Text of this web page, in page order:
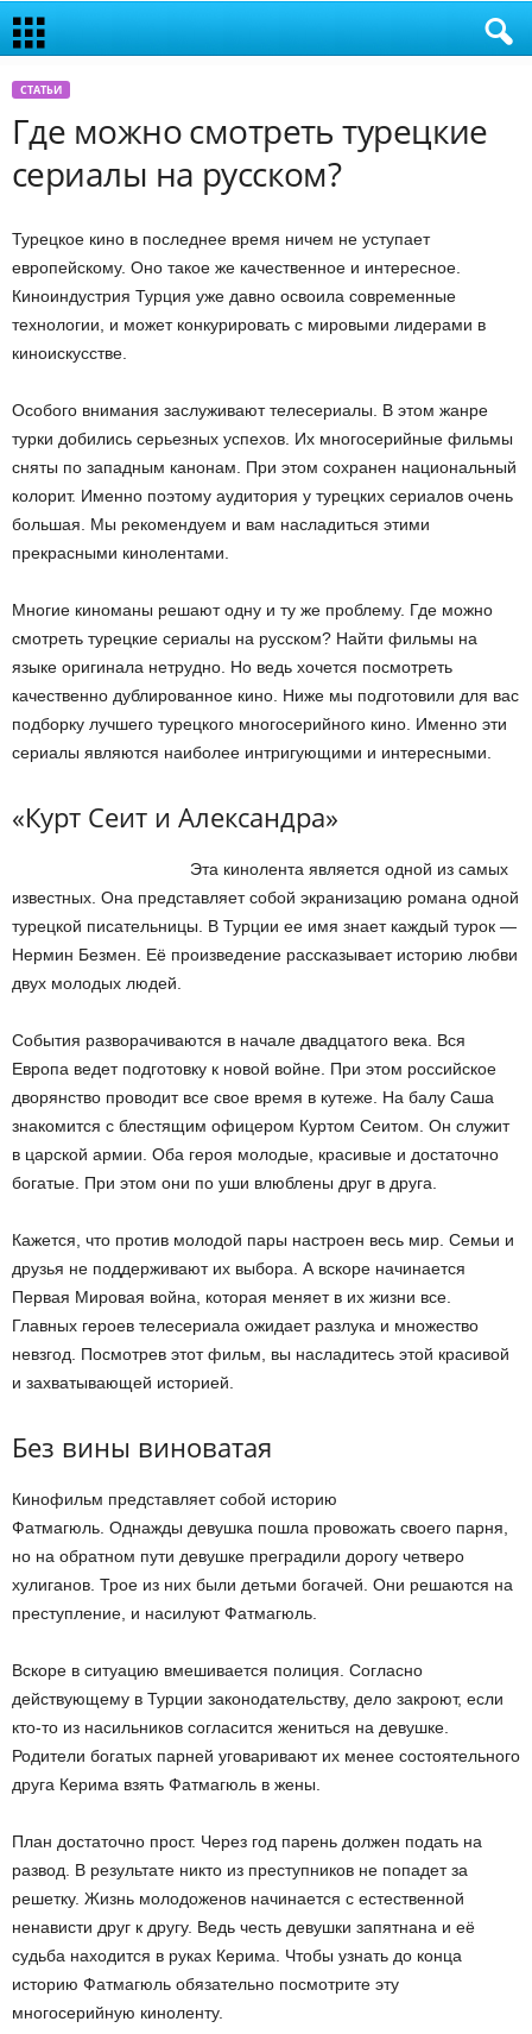
СТАТЬИ
Где можно смотреть турецкие
сериалы на русском?
Турецкое кино в последнее время ничем не уступает
европейскому. Оно такое же качественное и интересное.
Киноиндустрия Турция уже давно освоила современные
технологии, и может конкурировать с мировыми лидерами в
киноискусстве.
Особого внимания заслуживают телесериалы. В этом жанре
турки добились серьезных успехов. Их многосерийные фильмы
сняты по западным канонам. При этом сохранен национальный
колорит. Именно поэтому аудитория у турецких сериалов очень
большая. Мы рекомендуем и вам насладиться этими
прекрасными кинолентами.
Многие киноманы решают одну и ту же проблему. Где можно
смотреть турецкие сериалы на русском? Найти фильмы на
языке оригинала нетрудно. Но ведь хочется посмотреть
качественно дублированное кино. Ниже мы подготовили для вас
подборку лучшего турецкого многосерийного кино. Именно эти
сериалы являются наиболее интригующими и интересными.
«Курт Сеит и Александра»
Эта кинолента является одной из самых
известных. Она представляет собой экранизацию романа одной
турецкой писательницы. В Турции ее имя знает каждый турок —
Нермин Безмен. Её произведение рассказывает историю любви
двух молодых людей.
События разворачиваются в начале двадцатого века. Вся
Европа ведет подготовку к новой войне. При этом российское
дворянство проводит все свое время в кутеже. На балу Саша
знакомится с блестящим офицером Куртом Сеитом. Он служит
в царской армии. Оба героя молодые, красивые и достаточно
богатые. При этом они по уши влюблены друг в друга.
Кажется, что против молодой пары настроен весь мир. Семьи и
друзья не поддерживают их выбора. А вскоре начинается
Первая Мировая война, которая меняет в их жизни все.
Главных героев телесериала ожидает разлука и множество
невзгод. Посмотрев этот фильм, вы насладитесь этой красивой
и захватывающей историей.
Без вины виноватая
Кинофильм представляет собой историю
Фатмагюль. Однажды девушка пошла провожать своего парня,
но на обратном пути девушке преградили дорогу четверо
хулиганов. Трое из них были детьми богачей. Они решаются на
преступление, и насилуют Фатмагюль.
Вскоре в ситуацию вмешивается полиция. Согласно
действующему в Турции законодательству, дело закроют, если
кто-то из насильников согласится жениться на девушке.
Родители богатых парней уговаривают их менее состоятельного
друга Керима взять Фатмагюль в жены.
План достаточно прост. Через год парень должен подать на
развод. В результате никто из преступников не попадет за
решетку. Жизнь молодоженов начинается с естественной
ненависти друг к другу. Ведь честь девушки запятнана и её
судьба находится в руках Керима. Чтобы узнать до конца
историю Фатмагюль обязательно посмотрите эту
многосерийную киноленту.